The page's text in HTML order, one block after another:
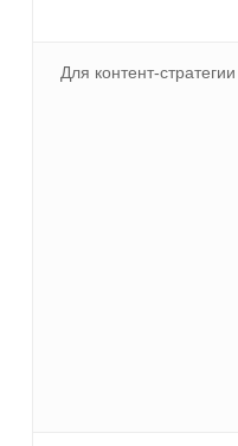
Для контент-стратегии